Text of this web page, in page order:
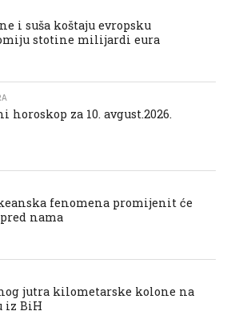
i suša koštaju evropsku
stotine milijardi eura
horoskop za 10. avgust.2026.
fenomena promijenit će
nama
jutra kilometarske kolone na
iz BiH